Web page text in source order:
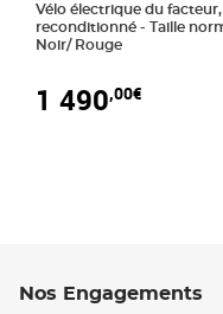
Vélo électrique du facteur,
reconditionné - Taille normale -
Noir/ Rouge
1 490,00€
Nos Engagements